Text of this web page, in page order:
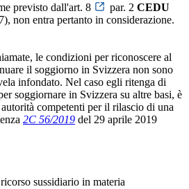
previsto dall'art. 8
par. 2 CEDU
non entra pertanto in considerazione.
le condizioni per riconoscere al
il soggiorno in Svizzera non sono
infondato. Nel caso egli ritenga di
soggiornare in Svizzera su altre basi, è
competenti per il rilascio di una
2C 56/2019 del 29 aprile 2019
sussidiario in materia